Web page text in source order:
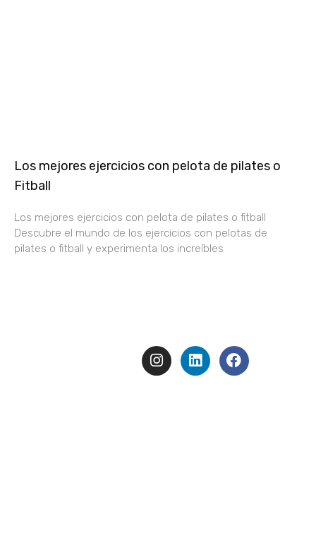
Los mejores ejercicios con pelota de pilates o
Fitball
Los mejores ejercicios con pelota de pilates o fitball
Descubre el mundo de los ejercicios con pelotas de
pilates o fitball y experimenta los increíbles